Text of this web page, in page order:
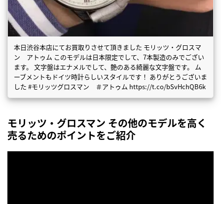
本日渋谷本店にてお買取りさせて頂きました モリッツ・グロスマ
ン アトゥム このモデルは日本限定でして、7本製造のみでござい
ます。 文字盤はエナメルでして、艶のある綺麗な文字盤です。 ム
ーブメントもドイツ時計らしいスタイルです！ ありがとうございま
した #モリッツグロスマン ＃アトゥム https://t.co/bSvHchQB6k
モリッツ・グロスマン その他のモデルを高く
売るためのポイントをご紹介